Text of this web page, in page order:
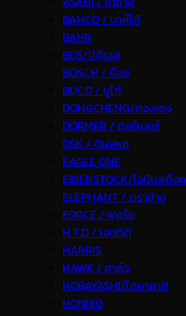
BAHCO / บาห์โก้
BAHR
BDS/บีดีเอส
BOSCH / บ๊อช
BUCO / บูโก้
DONGCHENG/ดองเชง
DORMER / ดอร์เมอร์
DSK / ดีเอสเค
EAGLE ONE
EIBENSTOCK/ไอบีนสต๊อก
ELEPHANT / ตราช้าง
FORCE / ฟอร์ช
H.T.D / เอชทีดี
HARRIS
HAWK / ฮาค์ว
HOBAYASHI/โฮบายาชิ
HONIKO